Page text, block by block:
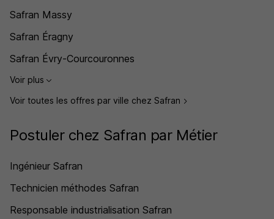
Safran Massy
Safran Éragny
Safran Évry-Courcouronnes
Voir plus
Voir toutes les offres par ville chez Safran
Postuler chez Safran par Métier
Ingénieur Safran
Technicien méthodes Safran
Responsable industrialisation Safran